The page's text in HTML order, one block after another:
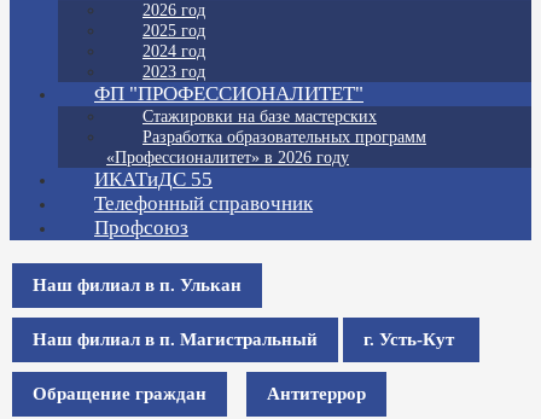
2026 год
2025 год
2024 год
2023 год
ФП "ПРОФЕССИОНАЛИТЕТ"
Стажировки на базе мастерских
Разработка образовательных программ
«Профессионалитет» в 2026 году
ИКАТиДС 55
Телефонный справочник
Профсоюз
Наш филиал в п. Улькан
Наш филиал в п. Магистральный г. Усть-Кут
Обращение граждан Антитеррор